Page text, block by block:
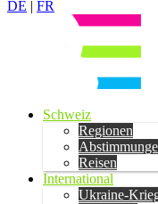
DE | FR
Schweiz
Regionen
Reisen
International
Ukraine-